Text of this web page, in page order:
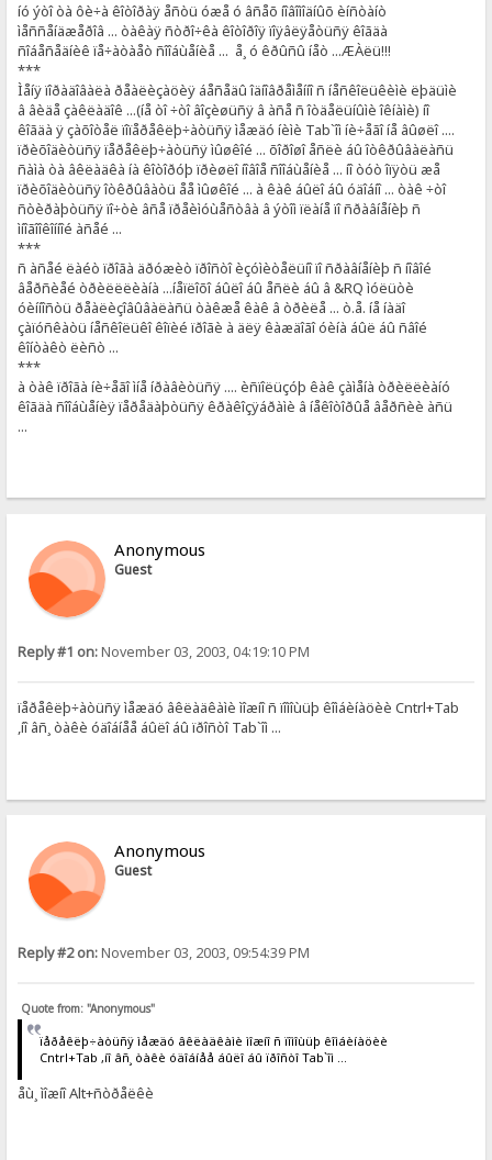
íó ýòî òà ôè÷à êîòîðàÿ åñòü óæå ó âñåõ íîâîìîäíûõ èíñòàíò
ìåññåíäæåðîâ ... òàêàÿ ñòðî÷êà êîòîðîÿ ïîÿâëÿåòüñÿ êîãäà
ñîáåñåäíèê ïå÷àòàåò ñîîáùåíèå ... å¸ ó êðûñû íåò ...ÆÀëü!!!
***
Ìåíÿ ïîðàäîâàëà ðåàëèçàöèÿ áåñåäû îäíîâðåìåííî ñ íåñêîëüêèìè ëþäüìè
â âèäå çàêëàäîê ...(íå òî ÷òî âîçèøüñÿ â àñå ñ îòäåëüíûìè îêíàìè) íî
êîãäà ÿ çàõîòåë ïîïåðåêëþ÷àòüñÿ ìåæäó íèìè Tab`îì íè÷åãî íå âûøëî ....
ïðèõîäèòüñÿ ïåðåêëþ÷àòüñÿ ìûøêîé ... õîðîøî åñëè áû îòêðûâàëàñü
ñàìà òà âêëàäêà íà êîòîðóþ ïðèøëî íîâîå ñîîáùåíèå ... íî òóò îïÿòü æå
ïðèõîäèòüñÿ îòêðûâàòü åå ìûøêîé ... à êàê áûëî áû óäîáíî ... òàê ÷òî
ñòèðàþòüñÿ ïî÷òè âñå ïðåèìóùåñòâà â ýòîì ïëàíå ïî ñðàâíåíèþ ñ
ìíîãîîêîííîé àñåé ...
***
ñ àñåé ëàéò ïðîãà äðóæèò ïðîñòî èçóìèòåëüíî ïî ñðàâíåíèþ ñ íîâîé
âåðñèåé òðèëëëèàíà ...íåïëîõî áûëî áû åñëè áû â &RQ ìóëüòè
óèííîñòü ðåàëèçîâûâàëàñü òàêæå êàê â òðèëå ... ò.å. íå íàäî
çàïóñêàòü íåñêîëüêî êîïèé ïðîãè à äëÿ êàæäîãî óèíà áûë áû ñâîé
êîíòàêò ëèñò ...
***
à òàê ïðîãà íè÷åãî ìíå íðàâèòüñÿ .... èñïîëüçóþ êàê çàìåíà òðèëëèàíó
êîãäà ñîîáùåíèÿ ïåðåäàþòüñÿ êðàêîçÿáðàìè â íåêîòîðûå âåðñèè àñü
...
Anonymous
Guest
Reply #1 on:November 03, 2003, 04:19:10 PM
ïåðåêëþ÷àòüñÿ ìåæäó âêëàäêàìè ìîæíî ñ ïîìîùüþ êîìáèíàöèè Cntrl+Tab
,íî âñ¸ òàêè óäîáíåå áûëî áû ïðîñòî Tab`îì ...
Anonymous
Guest
Reply #2 on:November 03, 2003, 09:54:39 PM
Quote from: "Anonymous"
ïåðåêëþ÷àòüñÿ ìåæäó âêëàäêàìè ìîæíî ñ ïîìîùüþ êîìáèíàöèè
Cntrl+Tab ,íî âñ¸ òàêè óäîáíåå áûëî áû ïðîñòî Tab`îì ...
åù¸ ìîæíî Alt+ñòðåëêè